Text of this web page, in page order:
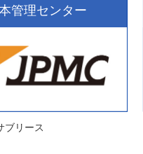
管理センター
ブリース